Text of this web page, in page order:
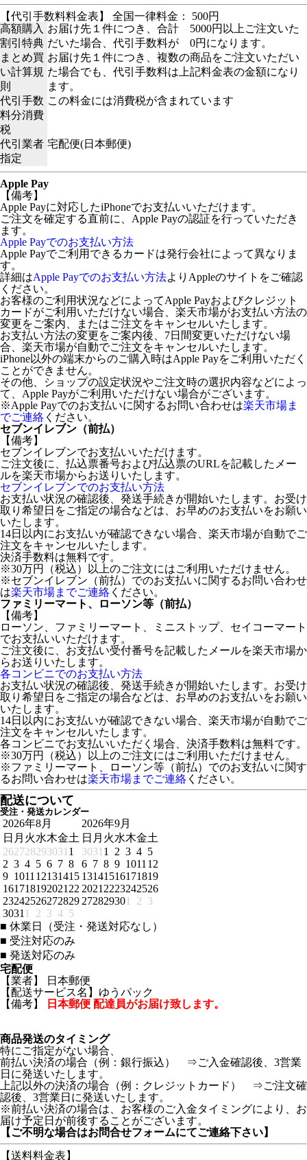
【代引手数料料金表】 全国一律料金： 500円
高額購入
割引特典
お届け先１件につき、合計 5000円以上ご注文いた
だいた場合、代引手数料が 0円になります。
まとめ買
い計算規
則
お届け先１件につき、複数の商品をご注文いただい
た場合でも、代引手数料は上記料金表の金額になり
ます。
代引手数
料分消費
税
この料金には消費税が含まれています
代引業者
指定
宅配便(日本郵便)
Apple Pay
【備考】
Apple Payに対応したiPhoneでお支払いいただけます。
ご注文を確定する直前に、Apple Payの認証を行っていただき
ます。
Apple Payでのお支払い方法
Apple Payでご利用できるカードは発行会社によって異なりま
す。
詳細はApple Payでのお支払い方法よりAppleのサイトをご確認
ください。
お客様のご利用状況などによってApple Payおよびクレジット
カードがご利用いただけない場合、楽天市場がお支払い方法の
変更をご案内、またはご注文をキャンセルいたします。
お支払い方法の変更をご案内後、7日間変更いただけない場
合、楽天市場が自動でご注文をキャンセルいたします。
iPhone以外の端末からのご購入時はApple Payをご利用いただく
ことができません。
その他、ショップの設定状況やご注文時の選択内容などによっ
て、Apple Payがご利用いただけない場合がございます。
※Apple Payでのお支払いに関するお問い合わせは楽天市場ま
でご連絡 ください。
セブンイレブン（前払）
【備考】
セブンイレブンでお支払いいただけます。
ご注文後に、払込票番号および払込票のURLを記載したメー
ルを楽天市場からお送りいたします。
セブンイレブンでのお支払い方法
お支払い状況の確認後、発送手続きが開始いたします。お受け
取り希望日をご指定の場合などは、お早めのお支払いをお願い
いたします。
14日以内にお支払いが確認できない場合、楽天市場が自動でご
注文をキャンセルいたします。
決済手数料は無料です。
※30万円（税込）以上のご注文にはご利用いただけません。
※セブンイレブン（前払）でのお支払いに関するお問い合わせ
は楽天市場までご連絡 ください。
ファミリーマート、ローソン等（前払）
【備考】
ローソン、ファミリーマート、ミニストップ、セイコーマート
でお支払いいただけます。
ご注文後に、お支払い受付番号を記載したメールを楽天市場か
らお送りいたします。
各コンビニでのお支払い方法
お支払い状況の確認後、発送手続きが開始いたします。お受け
取り希望日をご指定の場合などは、お早めのお支払いをお願い
いたします。
14日以内にお支払いが確認できない場合、楽天市場が自動でご
注文をキャンセルいたします。
各コンビニでお支払いいただく場合、決済手数料は無料です。
※30万円（税込）以上のご注文にはご利用いただけません。
※ファミリーマート、ローソン等（前払）でのお支払いに関す
るお問い合わせは楽天市場までご連絡 ください。
配送について
受注・発送カレンダー
2026年8月
日 月 火水木金土
262728293031 1
2 3 4 5 6 7 8
9 1011 12131415
161718192021 22
23242526272829
3031 1 2 3 4 5
2026年9月
日 月 火水木金土
3031 1 2 3 4 5
6 7 8 9 1011 12
13141516171819
2021 2223242526
272829301 2 3
■ 休業日（受注・発送対応なし）
■ 受注対応のみ
■ 発送対応のみ
宅配便
【業者】 日本郵便
【配送サービス名】ゆうパック
【備考】
日本郵便 配達員がお届け致します。
商品発送のタイミング
特にご指定がない場合、
前払い決済の場合（例：銀行振込） ⇒ご入金確認後、3営業
日に発送いたします。
上記以外の決済の場合（例：クレジットカード） ⇒ご注文確
認後、3営業日に発送いたします。
※前払い決済の場合は、お客様のご入金タイミングにより、お
届け予定日が前後することがございます。
【ご不明な場合はお問合せフォームにてご連絡下さい】
【送料料金表】